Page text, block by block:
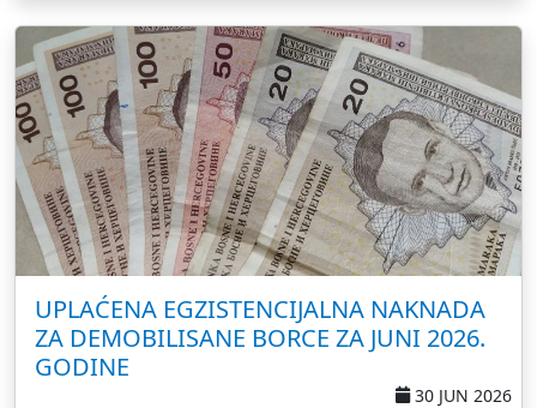
UPLAĆENA EGZISTENCIJALNA NAKNADA
ZA DEMOBILISANE BORCE ZA JUNI 2026.
GODINE
30 JUN 2026